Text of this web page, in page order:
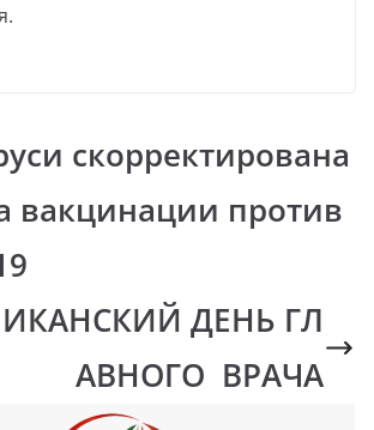
скорректирована
вакцинации против
ДЕНЬ ГЛ
АВНОГО ВРАЧА